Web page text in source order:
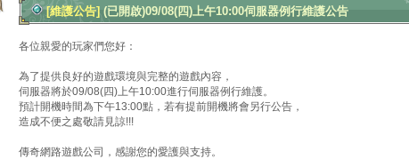
[維護公告] (已開啟)09/08(四)上午10:00伺服器例行維護公告
各位親愛的玩家們您好：
為了提供良好的遊戲環境與完整的遊戲內容，
伺服器將於09/08(四)上午10:00進行伺服器例行維護。
預計開機時間為下午13:00點，若有提前開機將會另行公告，
造成不便之處敬請見諒!!!
傳奇網路遊戲公司，感謝您的愛護與支持。